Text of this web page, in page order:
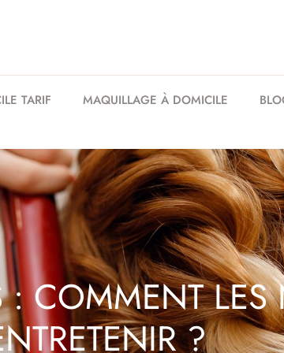
TARIF MAQUILLAGE À DOMICILE
COMMENT LES
?